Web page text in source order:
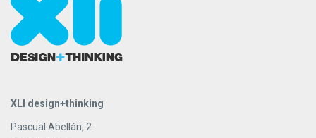
XLI design+thinking
Pascual Abellán, 2